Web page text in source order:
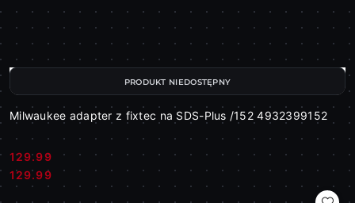
Milwaukee adapter z fixtec na SDS-Plus /152 4932399152
Cena:
129.99
Cena:
129.99
PRODUKT NIEDOSTĘPNY